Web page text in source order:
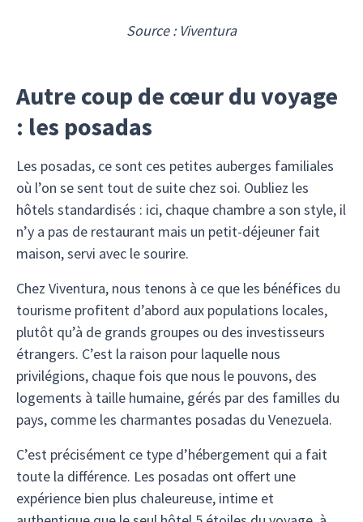
Source : Viventura
Autre coup de cœur du voyage
: les posadas
Les posadas, ce sont ces petites auberges familiales
où l’on se sent tout de suite chez soi. Oubliez les
hôtels standardisés : ici, chaque chambre a son style, il
n’y a pas de restaurant mais un petit-déjeuner fait
maison, servi avec le sourire.
Chez Viventura, nous tenons à ce que les bénéfices du
tourisme profitent d’abord aux populations locales,
plutôt qu’à de grands groupes ou des investisseurs
étrangers. C’est la raison pour laquelle nous
privilégions, chaque fois que nous le pouvons, des
logements à taille humaine, gérés par des familles du
pays, comme les charmantes posadas du Venezuela.
C’est précisément ce type d’hébergement qui a fait
toute la différence. Les posadas ont offert une
expérience bien plus chaleureuse, intime et